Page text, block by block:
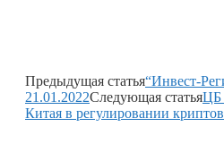
Предыдущая статья“Инвест-
21.01.2022Следующая статьяЦБ
Китая в регулировании